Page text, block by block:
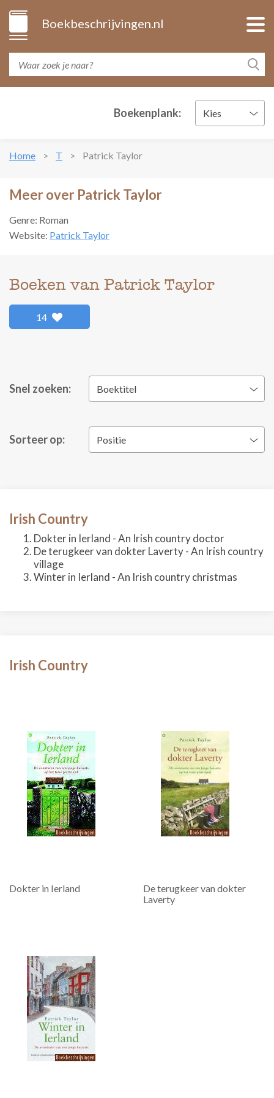
Boekbeschrijvingen.nl
Boekenplank: Kies
Home T Patrick Taylor
Meer over Patrick Taylor
Genre: Roman
Website: Patrick Taylor
Boeken van Patrick Taylor
14
Snel zoeken: Boektitel
Sorteer op: Positie
Irish Country
Dokter in Ierland - An Irish country doctor
De terugkeer van dokter Laverty - An Irish country
village
Winter in Ierland - An Irish country christmas
Irish Country
Dokter in Ierland
De terugkeer van dokter
Laverty